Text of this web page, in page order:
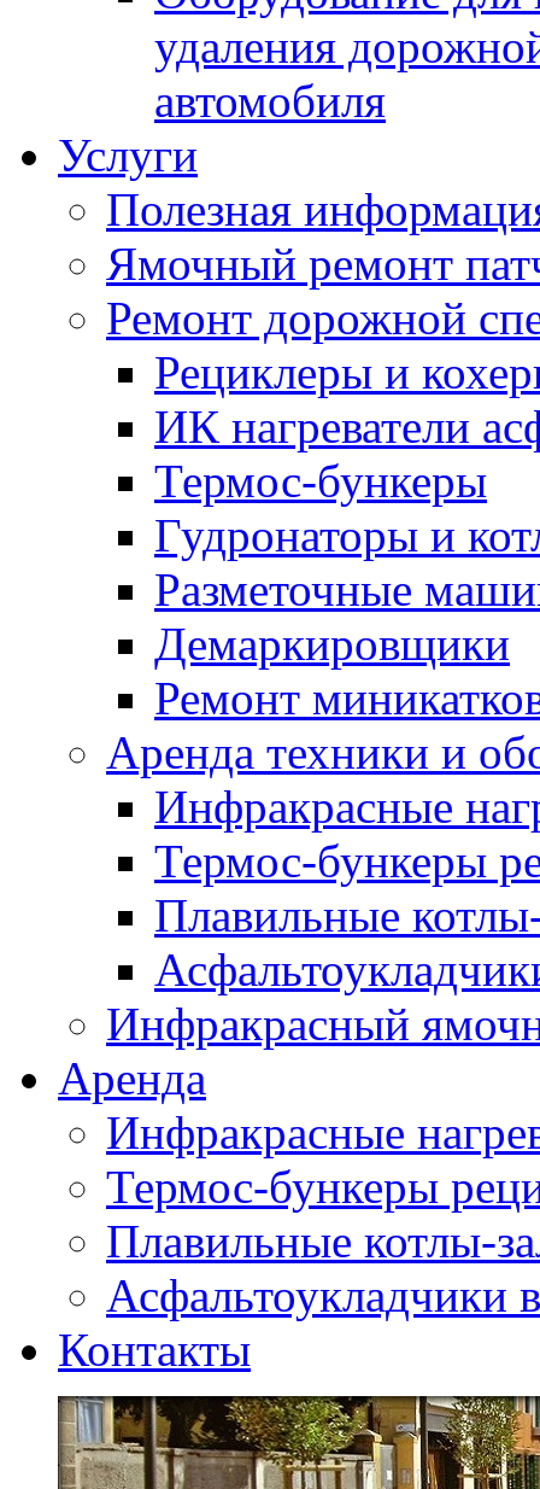
удаления
автомобиля
Услуги
Полезная
Ямочный ремонт
Ремонт дорожной
Рециклеры и
ИК нагреватели
Термос-бункеры
Гудронаторы и
Разметочные
Демаркировщики
Ремонт
Аренда техники и
Инфракрасные
Термос-бункеры
Плавильные
Инфракрасный
Аренда
Инфракрасные
Термос-бункеры
Плавильные котлы-
Асфальтоукладчики
Контакты